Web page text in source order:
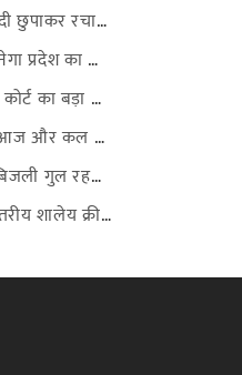
Bihar: 'पहली शादी छुपाकर रचाया दूसरा ब्याह', दो पत...
UP: बछरावां में बनेगा प्रदेश का सबसे बड़ा औद्योगिक...
Bihar: पटना हाई कोर्ट का बड़ा फैसला, बर्खास्त मुखि...
Indore News: आज और कल इंदौर में न्यायविदों का महाक...
Video: कई घंटे बिजली गुल रहने से भड़के लोग, सड़क ज...
CG: 26वीं राज्य स्तरीय शालेय क्रीड़ा प्रतियोगिता क...